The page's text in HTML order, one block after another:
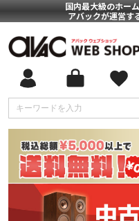
国内最大級のホー
アバックが運営す